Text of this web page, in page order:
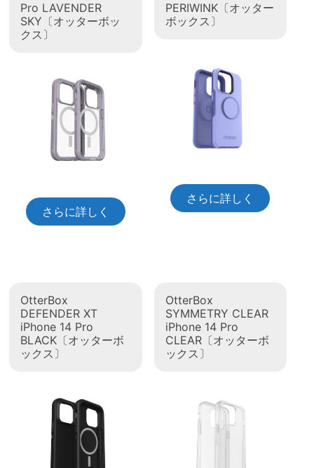
Pro LAVENDER
SKY〔オッターボッ
クス〕
さらに詳しく
PERIWINK〔オッター
ボックス〕
さらに詳しく
OtterBox
DEFENDER XT
iPhone 14 Pro
BLACK〔オッターボ
ックス〕
OtterBox
SYMMETRY CLEAR
iPhone 14 Pro
CLEAR〔オッターボ
ックス〕